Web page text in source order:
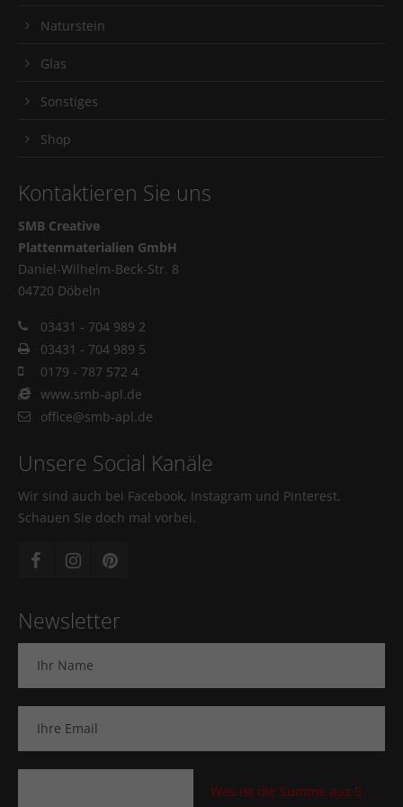
Naturstein
Glas
Sonstiges
Shop
Kontaktieren Sie uns
SMB Creative
Plattenmaterialien GmbH
Daniel-Wilhelm-Beck-Str. 8
04720 Döbeln
03431 - 704 989 2
03431 - 704 989 5
0179 - 787 572 4
www.smb-apl.de
office@smb-apl.de
Unsere Social Kanäle
Wir sind auch bei Facebook, Instagram und Pinterest.
Schauen Sie doch mal vorbei.
Newsletter
Was ist die Summe aus 5